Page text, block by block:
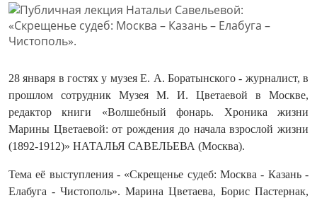
28 января в гостях у музея Е. А. Боратынского - журналист, в
прошлом сотрудник Музея М. И. Цветаевой в Москве,
редактор книги «Волшебный фонарь. Хроника жизни
Марины Цветаевой: от рождения до начала взрослой жизни
(1892-1912)» НАТАЛЬЯ САВЕЛЬЕВА (Москва).
Тема её выступления - «Скрещенье судеб: Москва - Казань -
Елабуга - Чистополь». Марина Цветаева, Борис Пастернак,